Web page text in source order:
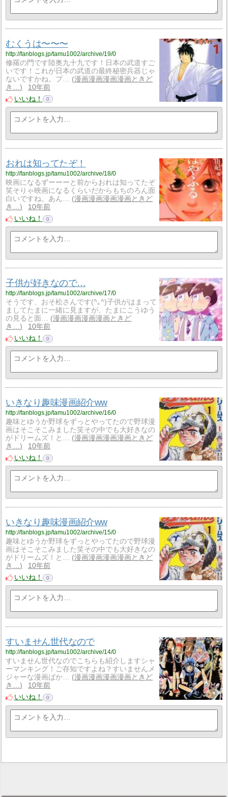
むくうは〜〜〜
http://fanblogs.jp/tamu1002/archive/19/0
修羅の門です陸奥九十九です！日本の武道すご
いです！これが日本の武道の最終秘密兵器じゃ
ないですかね。プ…
漫画漫画漫画漫画ときど
き…
10年前
いいね！
0
おれは知ってたぞ！
http://fanblogs.jp/tamu1002/archive/18/0
映画になるずーーーと前からおれは知ってたぞ
笑そりゃ映画になるくらいだからもちのろん面
白いですね。あん…
漫画漫画漫画漫画ときど
き…
10年前
いいね！
0
子供が好きなので…
http://fanblogs.jp/tamu1002/archive/17/0
そうです、おそ松さんです(^｡^)子供がはまって
ましてたまに一緒に見ますが、たまにこうゆう
の見ると面…
漫画漫画漫画漫画ときど
き…
10年前
いいね！
0
いきなり趣味漫画紹介ww
http://fanblogs.jp/tamu1002/archive/16/0
趣味とゆうか野球をずっとやってたので野球漫
画はそこそこみました笑その中でも大好きなの
がドリームズ！と…
漫画漫画漫画漫画ときど
き…
10年前
いいね！
0
いきなり趣味漫画紹介ww
http://fanblogs.jp/tamu1002/archive/15/0
趣味とゆうか野球をずっとやってたので野球漫
画はそこそこみました笑その中でも大好きなの
がドリームズ！と…
漫画漫画漫画漫画ときど
き…
10年前
いいね！
0
すいません世代なので
http://fanblogs.jp/tamu1002/archive/14/0
すいません世代なのでこちらも紹介しますシャ
ーマンキング！ご存知ですよね？すいませんメ
ジャーな漫画ばか…
漫画漫画漫画漫画ときど
き…
10年前
いいね！
0